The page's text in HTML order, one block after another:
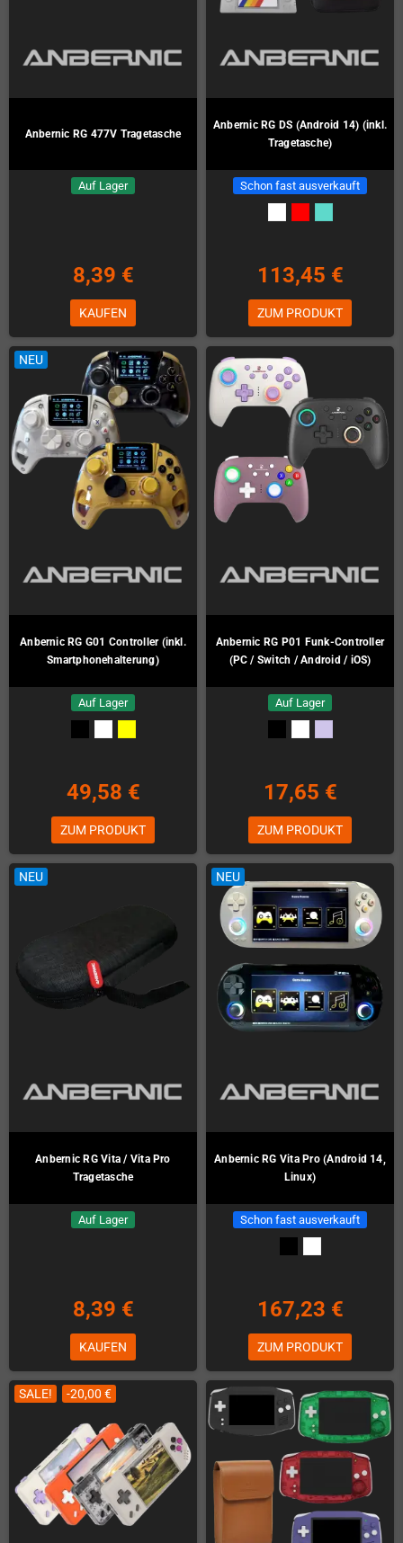
Anbernic RG 477V Tragetasche
Auf Lager
8,39 €
KAUFEN
Anbernic RG DS (Android 14) (inkl.
Tragetasche)
Schon fast ausverkauft
113,45 €
ZUM PRODUKT
NEU
Anbernic RG G01 Controller (inkl.
Smartphonehalterung)
Auf Lager
49,58 €
ZUM PRODUKT
Anbernic RG P01 Funk-Controller
(PC / Switch / Android / iOS)
Auf Lager
17,65 €
ZUM PRODUKT
NEU
Anbernic RG Vita / Vita Pro
Tragetasche
Auf Lager
8,39 €
KAUFEN
NEU
Anbernic RG Vita Pro (Android 14,
Linux)
Schon fast ausverkauft
167,23 €
ZUM PRODUKT
SALE! -20,00 €